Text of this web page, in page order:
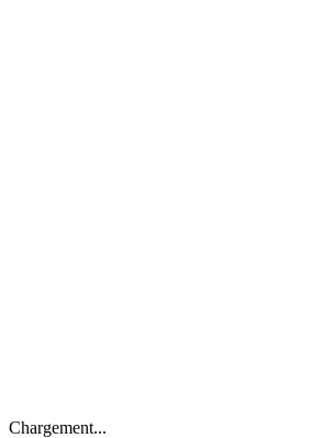
Chargement...